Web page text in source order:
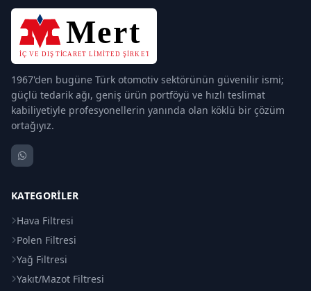
1967'den bugüne Türk otomotiv sektörünün güvenilir ismi;
güçlü tedarik ağı, geniş ürün portföyü ve hızlı teslimat
kabiliyetiyle profesyonellerin yanında olan köklü bir çözüm
ortağıyız.
KATEGORILER
Hava Filtresi
Polen Filtresi
Yağ Filtresi
Yakıt/Mazot Filtresi